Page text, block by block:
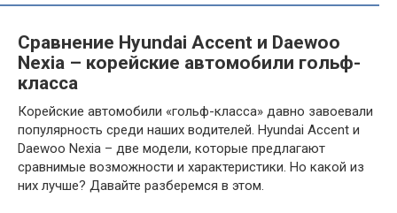
Сравнение Hyundai Accent и Daewoo
Nexia – корейские автомобили гольф-
класса
Корейские автомобили «гольф-класса» давно завоевали
популярность среди наших водителей. Hyundai Accent и
Daewoo Nexia – две модели, которые предлагают
сравнимые возможности и характеристики. Но какой из
них лучше? Давайте разберемся в этом.